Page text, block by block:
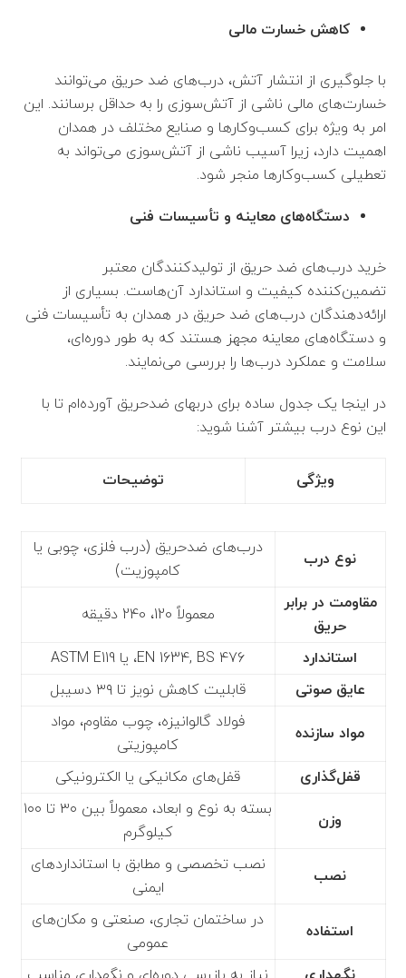
کاهش خسارت مالی
با جلوگیری از انتشار آتش، درب‌های ضد حریق می‌توانند
خسارت‌های مالی ناشی از آتش‌سوزی را به حداقل برسانند. این
امر به ویژه برای کسب‌وکارها و صنایع مختلف در همدان
اهمیت دارد، زیرا آسیب ناشی از آتش‌سوزی می‌تواند به
تعطیلی کسب‌وکارها منجر شود.
دستگاه‌های معاینه و تأسیسات فنی
خرید درب‌های ضد حریق از تولیدکنندگان معتبر
تضمین‌کننده کیفیت و استاندارد آن‌هاست. بسیاری از
ارائه‌دهندگان درب‌های ضد حریق در همدان به تأسیسات فنی
و دستگاه‌های معاینه مجهز هستند که به طور دوره‌ای،
سلامت و عملکرد درب‌ها را بررسی می‌نمایند.
در اینجا یک جدول ساده برای دربهای ضدحریق آورده‌ام تا با
این نوع درب بیشتر آشنا شوید:
ویژگی توضیحات
نوع درب
درب‌های ضدحریق (درب‌ فلزی، چوبی یا
کامپوزیت)
مقاومت در برابر
حریق
معمولاً 120، 240 دقیقه
استاندارد
EN 1634, BS 476، یا ASTM E119
عایق صوتی
قابلیت کاهش نویز تا ۳۹ دسیبل
مواد سازنده
فولاد گالوانیزه، چوب مقاوم، مواد
کامپوزیتی
قفل‌گذاری
قفل‌های مکانیکی یا الکترونیکی
وزن
بسته به نوع و ابعاد، معمولاً بین ۳۰ تا ۱۰۰
کیلوگرم
نصب
نصب تخصصی و مطابق با استانداردهای
ایمنی
استفاده
در ساختمان‌ تجاری، صنعتی و مکان‌های
عمومی